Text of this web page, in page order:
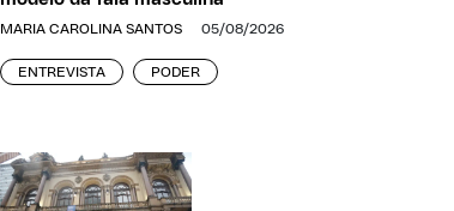
MARIA CAROLINA SANTOS 05/08/2026
ENTREVISTA PODER